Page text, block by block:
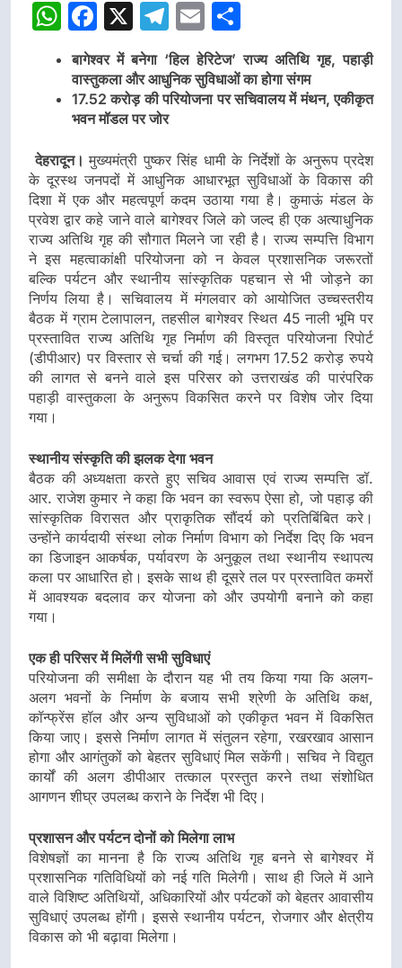
WhatsApp
Facebook
X Telegram
Email
बागेश्वर में बनेगा ‘हिल हेरिटेज’ राज्य अतिथि गृह, पहाड़ी
वास्तुकला और आधुनिक सुविधाओं का होगा संगम
17.52 करोड़ की परियोजना पर सचिवालय में मंथन, एकीकृत
भवन मॉडल पर जोर
देहरादून।मुख्यमंत्री पुष्कर सिंह धामी के निर्देशों के अनुरूप प्रदेश
के दूरस्थ जनपदों में आधुनिक आधारभूत सुविधाओं के विकास की
दिशा में एक और महत्वपूर्ण कदम उठाया गया है। कुमाऊं मंडल के
प्रवेश द्वार कहे जाने वाले बागेश्वर जिले को जल्द ही एक अत्याधुनिक
राज्य अतिथि गृह की सौगात मिलने जा रही है। राज्य सम्पत्ति विभाग
ने इस महत्वाकांक्षी परियोजना को न केवल प्रशासनिक जरूरतों
बल्कि पर्यटन और स्थानीय सांस्कृतिक पहचान से भी जोड़ने का
निर्णय लिया है। सचिवालय में मंगलवार को आयोजित उच्चस्तरीय
बैठक में ग्राम टेलापालन, तहसील बागेश्वर स्थित 45 नाली भूमि पर
प्रस्तावित राज्य अतिथि गृह निर्माण की विस्तृत परियोजना रिपोर्ट
(डीपीआर) पर विस्तार से चर्चा की गई। लगभग 17.52 करोड़ रुपये
की लागत से बनने वाले इस परिसर को उत्तराखंड की पारंपरिक
पहाड़ी वास्तुकला के अनुरूप विकसित करने पर विशेष जोर दिया
गया।
स्थानीय संस्कृति की झलक देगा भवन
बैठक की अध्यक्षता करते हुए सचिव आवास एवं राज्य सम्पत्ति डॉ.
आर. राजेश कुमार ने कहा कि भवन का स्वरूप ऐसा हो, जो पहाड़ की
सांस्कृतिक विरासत और प्राकृतिक सौंदर्य को प्रतिबिंबित करे।
उन्होंने कार्यदायी संस्था लोक निर्माण विभाग को निर्देश दिए कि भवन
का डिजाइन आकर्षक, पर्यावरण के अनुकूल तथा स्थानीय स्थापत्य
कला पर आधारित हो। इसके साथ ही दूसरे तल पर प्रस्तावित कमरों
में आवश्यक बदलाव कर योजना को और उपयोगी बनाने को कहा
गया।
एक ही परिसर में मिलेंगी सभी सुविधाएं
परियोजना की समीक्षा के दौरान यह भी तय किया गया कि अलग-
अलग भवनों के निर्माण के बजाय सभी श्रेणी के अतिथि कक्ष,
कॉन्फ्रेंस हॉल और अन्य सुविधाओं को एकीकृत भवन में विकसित
किया जाए। इससे निर्माण लागत में संतुलन रहेगा, रखरखाव आसान
होगा और आगंतुकों को बेहतर सुविधाएं मिल सकेंगी। सचिव ने विद्युत
कार्यों की अलग डीपीआर तत्काल प्रस्तुत करने तथा संशोधित
आगणन शीघ्र उपलब्ध कराने के निर्देश भी दिए।
प्रशासन और पर्यटन दोनों को मिलेगा लाभ
विशेषज्ञों का मानना है कि राज्य अतिथि गृह बनने से बागेश्वर में
प्रशासनिक गतिविधियों को नई गति मिलेगी। साथ ही जिले में आने
वाले विशिष्ट अतिथियों, अधिकारियों और पर्यटकों को बेहतर आवासीय
सुविधाएं उपलब्ध होंगी। इससे स्थानीय पर्यटन, रोजगार और क्षेत्रीय
विकास को भी बढ़ावा मिलेगा।